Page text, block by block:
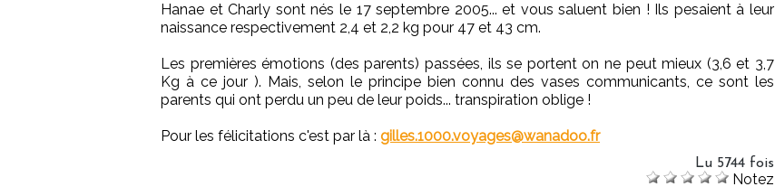
Hanae et Charly sont nés le 17 septembre 2005... et vous saluent bien ! Ils pesaient à leur
naissance respectivement 2,4 et 2,2 kg pour 47 et 43 cm.
Les premières émotions (des parents) passées, ils se portent on ne peut mieux (3,6 et 3,7
Kg à ce jour ). Mais, selon le principe bien connu des vases communicants, ce sont les
parents qui ont perdu un peu de leur poids... transpiration oblige !
Pour les félicitations c'est par là : gilles.1000.voyages@wanadoo.fr
Lu 5744 fois
Notez